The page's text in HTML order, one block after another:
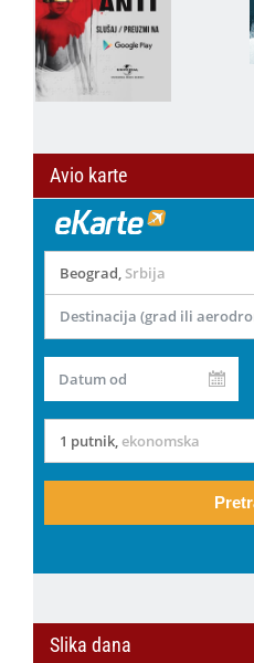
Avio karte
Beograd, Srbija
Destinacija (grad ili
Datum od
1 putnik,ekonomska
Slika dana